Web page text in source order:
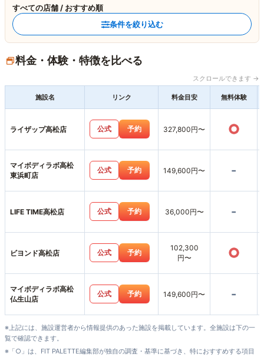
すべての店舗 / おすすめ順
条件を絞り込む
料金・体験・特徴を比べる
スクロールできます →
施設名 リンク 料金目安 無料体験
ライザップ高松店 公式 予約 327,800円〜 ○
マイボディラボ高松
東浜町店
公式 予約 149,600円〜 -
LIFE TIME高松店 公式 予約 36,000円〜 -
ビヨンド高松店 公式 予約
102,300
円〜
○
マイボディラボ高松
仏生山店
公式 予約 149,600円〜 -
※上記には、施設運営者から情報提供のあった施設を掲載しています。全施設は下の一
覧で確認できます。
※「○」は、FIT PALETTE編集部が独自の調査・基準に基づき、特におすすめする項目